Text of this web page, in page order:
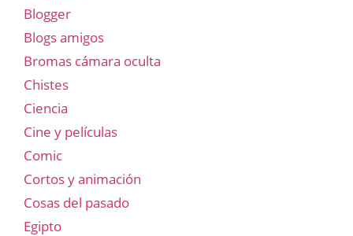
Blogger
Blogs amigos
Bromas cámara oculta
Chistes
Ciencia
Cine y películas
Comic
Cortos y animación
Cosas del pasado
Egipto